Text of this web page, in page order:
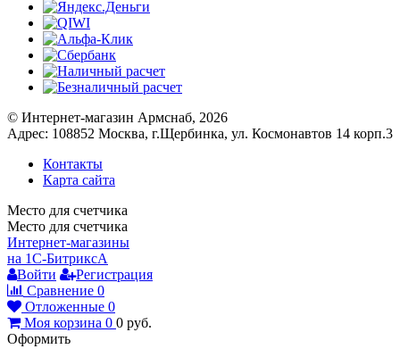
© Интернет-магазин Армснаб, 2026
Адрес: 108852 Москва, г.Щербинка, ул. Космонавтов 14 корп.3
Контакты
Карта сайта
Место для счетчика
Место для счетчика
Интернет-магазины
на 1С-БитриксA
Войти
Регистрация
Сравнение 0
Отложенные 0
Моя корзина 0 0 руб.
Оформить